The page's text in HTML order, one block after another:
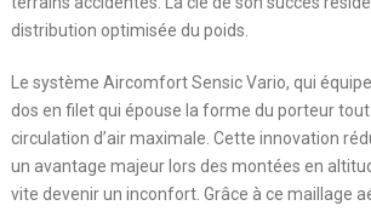
distribution optimisée du poids.
Le système Aircomfort Sensic Vario, qui
dos en filet qui épouse la forme du porteur
circulation d’air maximale. Cette innovation
un avantage majeur lors des montées en
vite devenir un inconfort. Grâce à ce maillage